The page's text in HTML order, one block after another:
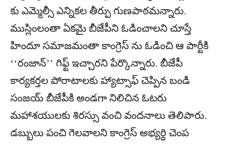
కు ఎమ్మెల్సీ ఎన్నికల తీర్పు గుణపాఠమన్నారు.
ముస్లింలంతా ఏకమై బీజేపీని ఓడించాలని చూస్తే
హిందూ సమాజమంతా కాంగ్రెస్ ను ఓడించి ఆ పార్టీకి
‘‘రంజాన్’’ గిఫ్ట్ ఇచ్చారని పేర్కొన్నారు. బీజేపీ
కార్యకర్తల పోరాటాలకు హ్యాట్సాఫ్ చెప్పిన బండి
సంజయ్ బీజేపీకి అండగా నిలిచిన ఓటరు
మహాశయులకు శిరస్సు వంచి వందనాలు తెలిపారు.
డబ్బులు పంచి గెలవాలని కాంగ్రెస్ అభ్యర్ధి చెంప